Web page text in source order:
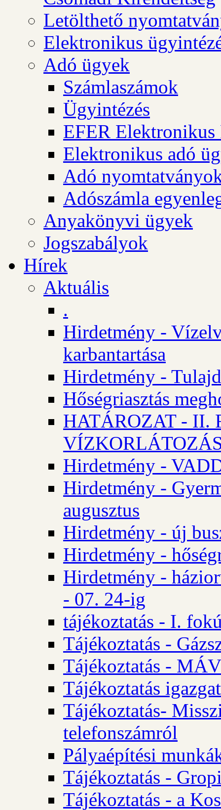
Letölthető
Elektronikus
Adó ügyek
Számlaszámok
Ügyintézés
EFER Elektronikus
Elektronikus adó
Adó
Adószámla
Anyakönyvi ügyek
Jogszabályok
Hírek
Aktuális
.
Hirdetmény -
karbantartása
Hirdetmény -
Hőségriasztás
HATÁROZAT - II.
Hirdetmény -
Hirdetmény -
augusztus
Hirdetmény - új
Hirdetmény -
Hirdetmény -
- 07. 24-ig
tájékoztatás - I.
Tájékoztatás -
Tájékoztatás -
Tájékoztatás
Tájékoztatás-
telefonszámról
Pályaépítési
Tájékoztatás -
Tájékoztatás - a